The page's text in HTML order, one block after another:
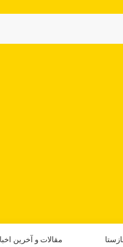
مقالات و آخرین